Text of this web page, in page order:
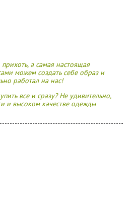
а самая настоящая
можем создать себе образ и
работал на нас!
все и сразу? Не удивительно,
и высоком качестве одежды